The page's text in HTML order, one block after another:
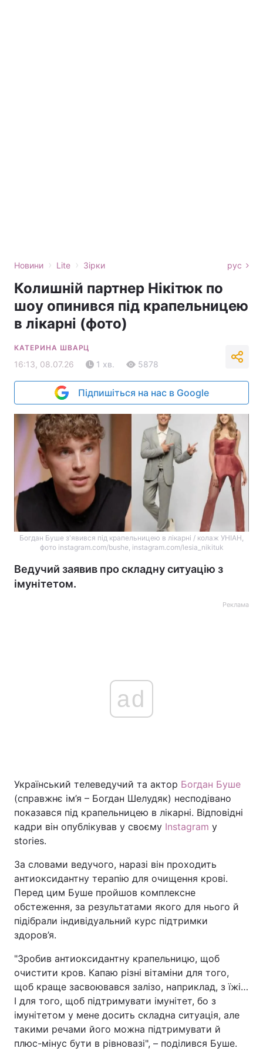
Новини › Lite › Зірки рус
Колишній партнер Нікітюк по
шоу опинився під крапельницею
в лікарні (фото)
КАТЕРИНА ШВАРЦ
16:13, 08.07.26 1 хв. 5878
Підпишіться на нас в Google
Богдан Буше з'явився під крапельницею в лікарні / колаж УНІАН,
фото instagram.com/bushe, instagram.com/lesia_nikituk
Ведучий заявив про складну ситуацію з
імунітетом.
Реклама
ad
Український телеведучий та актор Богдан Буше
(справжнє ім’я – Богдан Шелудяк) несподівано
показався під крапельницею в лікарні. Відповідні
кадри він опублікував у своєму Instagram у
stories.
За словами ведучого, наразі він проходить
антиоксидантну терапію для очищення крові.
Перед цим Буше пройшов комплексне
обстеження, за результатами якого для нього й
підібрали індивідуальний курс підтримки
здоров’я.
"Зробив антиоксидантну крапельницю, щоб
очистити кров. Капаю різні вітаміни для того,
щоб краще засвоювався залізо, наприклад, з їжі…
І для того, щоб підтримувати імунітет, бо з
імунітетом у мене досить складна ситуація, але
такими речами його можна підтримувати й
плюс-мінус бути в рівновазі", – поділився Буше.